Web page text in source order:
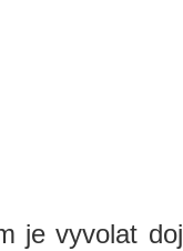
je vyvolat